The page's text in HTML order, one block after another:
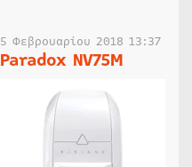
5 Φεβρουαρίου 2018 13:37
Paradox NV75M